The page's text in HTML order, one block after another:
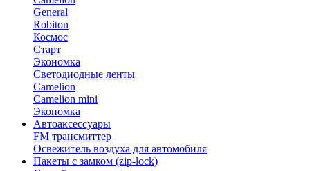
General
Robiton
Космос
Старт
Экономка
Светодиодные ленты
Camelion
Camelion mini
Экономка
Автоаксессуары
FM трансмиттер
Освежитель воздуха для автомобиля
Пакеты с замком (zip-lock)